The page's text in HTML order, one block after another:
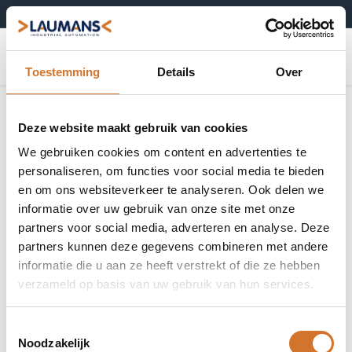
Toestemming Details Over
Deze website maakt gebruik van cookies
We gebruiken cookies om content en advertenties te
personaliseren, om functies voor social media te bieden
en om ons websiteverkeer te analyseren. Ook delen we
informatie over uw gebruik van onze site met onze
partners voor social media, adverteren en analyse. Deze
partners kunnen deze gegevens combineren met andere
informatie die u aan ze heeft verstrekt of die ze hebben
verzameld op basis van uw gebruik van hun services.
Noodzakelijk
0